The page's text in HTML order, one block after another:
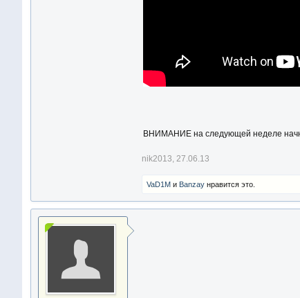
ВНИМАНИЕ на следующей неделе
nik2013, 27.06.13
VaD1Mи Banzayнравится это.